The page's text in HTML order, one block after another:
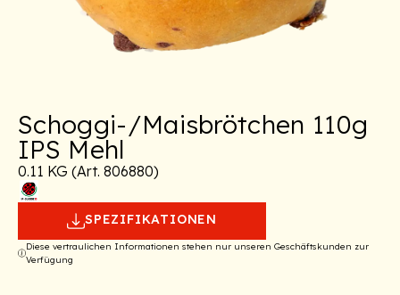
Schoggi-/Maisbrötchen 110g
IPS Mehl
0.11 KG (Art. 806880)
SPEZIFIKATIONEN
Diese vertraulichen Informationen stehen nur unseren Geschäftskunden zur
Verfügung